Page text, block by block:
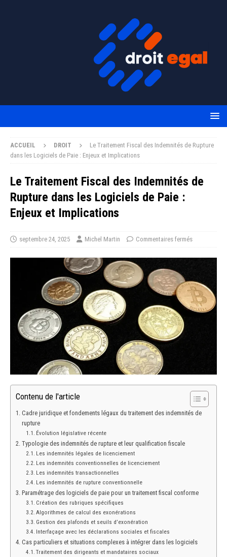
ACCUEIL DROIT
Le Traitement Fiscal des Indemnités de Rupture
dans les Logiciels de Paie : Enjeux et Implications
Le Traitement Fiscal des Indemnités de
Rupture dans les Logiciels de Paie :
Enjeux et Implications
septembre 24, 2025 Michel Martin Commentaires fermés
Contenu de l'article
Cadre juridique et fondements légaux du traitement des indemnités de
rupture
Évolution législative récente
Typologie des indemnités de rupture et leur qualification fiscale
Les indemnités légales de licenciement
Les indemnités conventionnelles de licenciement
Les indemnités transactionnelles
Les indemnités de rupture conventionnelle
Paramétrage des logiciels de paie pour un traitement fiscal conforme
Création des rubriques spécifiques
Algorithmes de calcul des exonérations
Gestion des plafonds et seuils d’exonération
Interfaçage avec les déclarations sociales et fiscales
Cas particuliers et situations complexes à intégrer dans les logiciels
Traitement des dirigeants et mandataires sociaux